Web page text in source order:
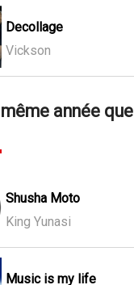
Decollage
Vickson
année que
Shusha Moto
King Yunasi
Music is my life